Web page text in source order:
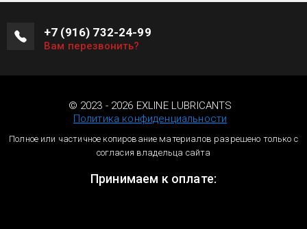
+7 (916) 732-24-99
Вам перезвонить?
© 2023 - 2026 EXLINE LUBRICANTS
Политика конфиденциальности
Полное или частичное копирование материалов разрешено только с
согласия владельца сайта
Принимаем к оплате: